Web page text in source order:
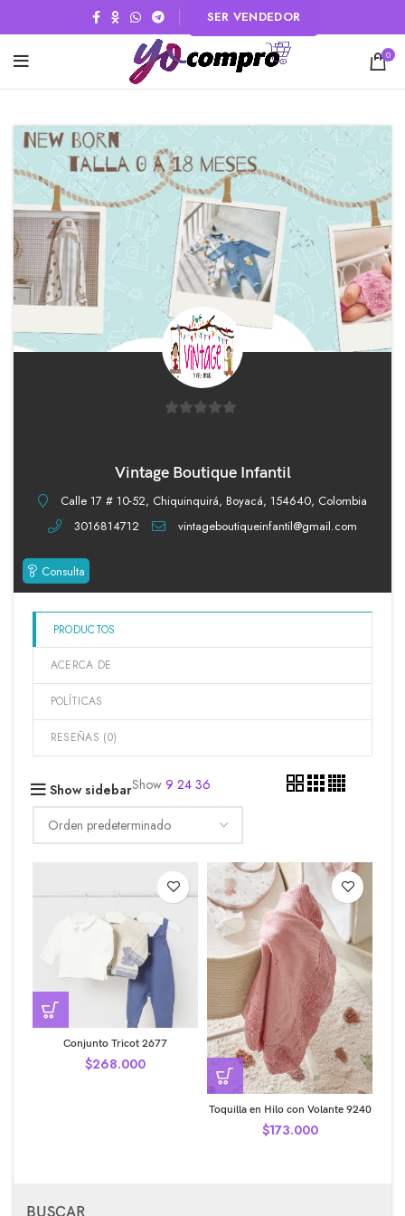
SER VENDEDOR
0
Vintage Boutique Infantil
Calle 17 # 10-52, Chiquinquirá, Boyacá, 154640, Colombia
3016814712
vintageboutiqueinfantil@gmail.com
Consulta
PRODUCTOS
ACERCA DE
POLÍTICAS
RESEÑAS (0)
Show sidebarShow 9 24 36
Conjunto Tricot 2677
$268.000
Toquilla en Hilo con Volante 9240
$173.000
BUSCAR